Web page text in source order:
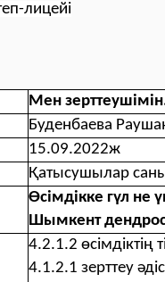
лицейі
Мен
Буденбаева
15.09.2022ж
Қатысушылар
Өсімдікке гүл не
Шымкент
4.2.1.2 өсімдіктің
4.1.2.1 зерттеу